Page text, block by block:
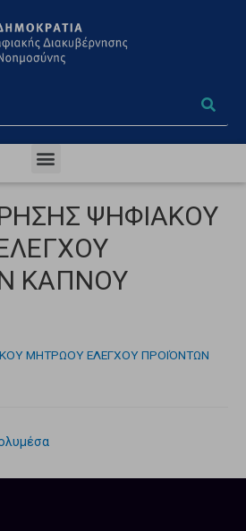
ΨΗΦΙΑΚΟΥ
ΚΑΠΝΟΥ
ΜΗΤΡΩΟΥ ΕΛΕΓΧΟΥ ΠΡΟΙΌΝΤΩΝ